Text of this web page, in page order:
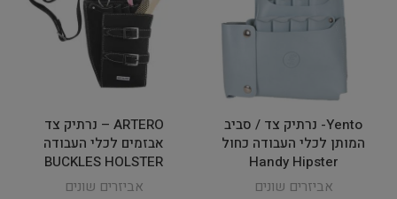
Yento- נרתיק צד / סביב
המותן לכלי העבודה כחול
Handy Hipster
אביזרים שונים
ARTERO – נרתיק צד
אבזמים לכלי העבודה
BUCKLES HOLSTER
אביזרים שונים